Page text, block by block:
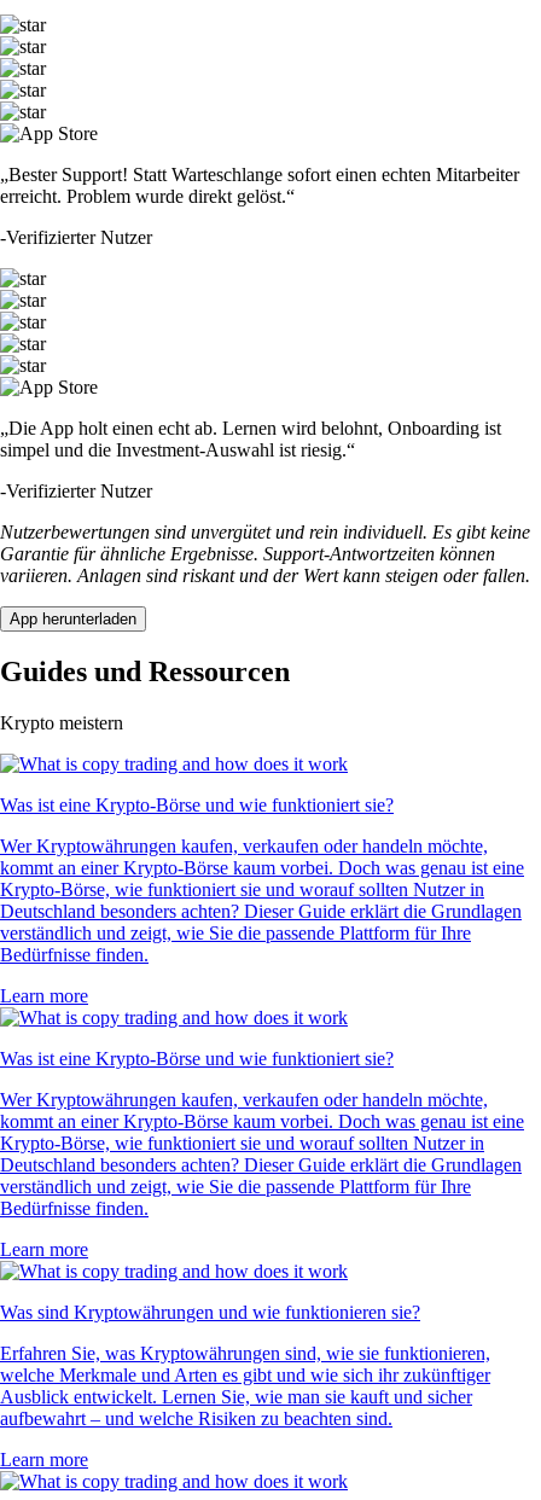
„Bester Support! Statt Warteschlange sofort einen echten Mitarbeiter
erreicht. Problem wurde direkt gelöst.“
-Verifizierter Nutzer
„Die App holt einen echt ab. Lernen wird belohnt, Onboarding ist
simpel und die Investment-Auswahl ist riesig.“
-Verifizierter Nutzer
Nutzerbewertungen sind unvergütet und rein individuell. Es gibt keine
Garantie für ähnliche Ergebnisse. Support-Antwortzeiten können
variieren. Anlagen sind riskant und der Wert kann steigen oder fallen.
App herunterladen
Guides und Ressourcen
Krypto meistern
Was ist eine Krypto-Börse und wie funktioniert sie?
Wer Kryptowährungen kaufen, verkaufen oder handeln möchte,
kommt an einer Krypto-Börse kaum vorbei. Doch was genau ist eine
Krypto-Börse, wie funktioniert sie und worauf sollten Nutzer in
Deutschland besonders achten? Dieser Guide erklärt die Grundlagen
verständlich und zeigt, wie Sie die passende Plattform für Ihre
Bedürfnisse finden.
Learn more
Was ist eine Krypto-Börse und wie funktioniert sie?
Wer Kryptowährungen kaufen, verkaufen oder handeln möchte,
kommt an einer Krypto-Börse kaum vorbei. Doch was genau ist eine
Krypto-Börse, wie funktioniert sie und worauf sollten Nutzer in
Deutschland besonders achten? Dieser Guide erklärt die Grundlagen
verständlich und zeigt, wie Sie die passende Plattform für Ihre
Bedürfnisse finden.
Learn more
Was sind Kryptowährungen und wie funktionieren sie?
Erfahren Sie, was Kryptowährungen sind, wie sie funktionieren,
welche Merkmale und Arten es gibt und wie sich ihr zukünftiger
Ausblick entwickelt. Lernen Sie, wie man sie kauft und sicher
aufbewahrt – und welche Risiken zu beachten sind.
Learn more